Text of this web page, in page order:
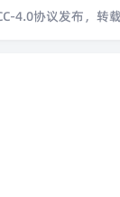
4.0协议发布，转